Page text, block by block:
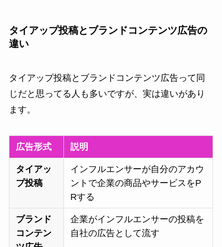
タイアップ投稿とブランドコンテンツ広告の
違い
タイアップ投稿とブランドコンテンツ広告って同
じだと思ってる人も多いですが、実は違いがあり
ます。
広告形式 説明
タイアッ
プ投稿
インフルエンサーが自分のアカウ
ントで企業の商品やサービスをP
Rする
ブランド
コンテン
企業がインフルエンサーの投稿を
自社の広告として流す